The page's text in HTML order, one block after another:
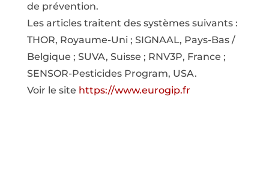
de prévention.
Les articles traitent des systèmes suivants :
THOR, Royaume-Uni ; SIGNAAL, Pays-Bas /
Belgique ; SUVA, Suisse ; RNV3P, France ;
SENSOR-Pesticides Program, USA.
Voir le site https://www.eurogip.fr